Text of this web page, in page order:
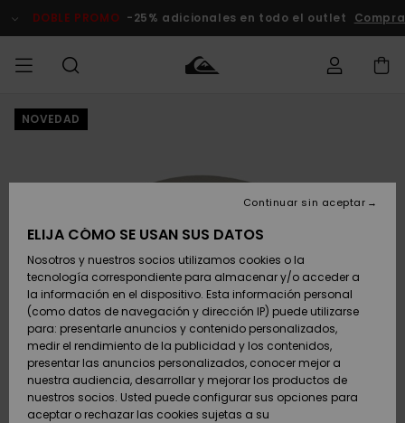
del
DOBLE PROMO -25% adicionales en todo el outlet
HOMBRE
Zapatos y
chanclas
Surf
Snow
Zapatos y
chanclas
Surf
Snow
Destacados
Snow
SURF
Highlights
Comunidad
SNOW
Snow Niños
Tienda
Snow Mujer
Destacados
DOBLE
PROMO
Outlet
Mujer
Envio
Devoluciones
Pago
Tarjeta de
regalo
Quiksilver
Freedom
NOVEDAD
ELIJA CÓMO SE USAN SUS DATOS
Nosotros y nuestros socios utilizamos cookies o la
tecnología correspondiente para almacenar y/o acceder a
la información en el dispositivo. Esta información personal
(como datos de navegación y dirección IP) puede utilizarse
para: presentarle anuncios y contenido personalizados,
medir el rendimiento de la publicidad y los contenidos,
presentar las anuncios personalizados, conocer mejor a
nuestra audiencia, desarrollar y mejorar los productos de
nuestros socios. Usted puede configurar sus opciones para
aceptar o rechazar las cookies sujetas a su
Continuar sin aceptar